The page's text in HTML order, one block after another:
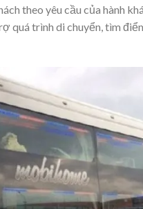
theo yêu cầu của hành
quá trình di chuyển, tìm